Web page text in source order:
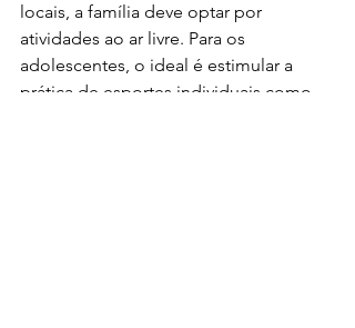
locais, a família deve optar por
atividades ao ar livre. Para os
adolescentes, o ideal é estimular a
prática de esportes individuais como